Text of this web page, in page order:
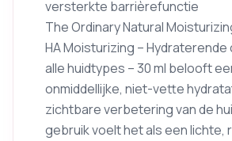
versterkte barrièrefunctie
The Ordinary Natural
HA Moisturizing –
alle huidtypes – 30 ml belooft
onmiddellijke, niet-vette
zichtbare verbetering van de
gebruik voelt het als een lichte,